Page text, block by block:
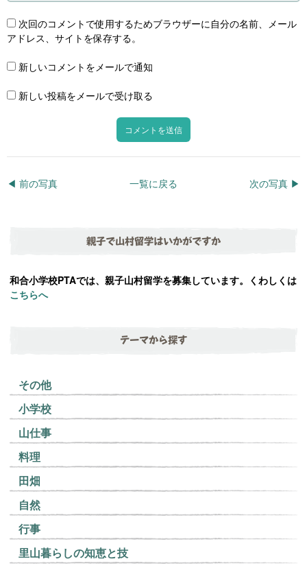
次回のコメントで使用するためブラウザーに自分の名前、メール
アドレス、サイトを保存する。
新しいコメントをメールで通知
新しい投稿をメールで受け取る
◀︎ 前の写真 次の写真 ▶︎
一覧に戻る
親子で山村留学はいかがですか
和合小学校PTAでは、親子山村留学を募集しています。くわしくは
こちらへ
テーマから探す
その他
小学校
山仕事
料理
田畑
自然
行事
里山暮らしの知恵と技